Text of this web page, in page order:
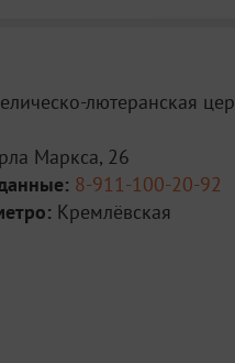
лютеранская
Маркса, 26
8-911-100-20-92
Кремлёвская